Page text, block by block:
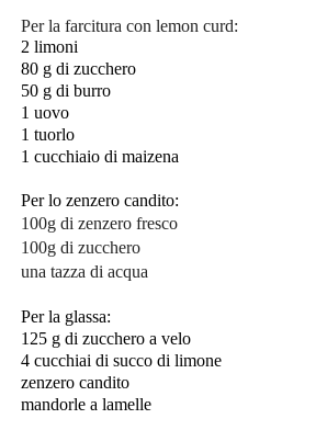
Per la farcitura con lemon curd:
2 limoni
80 g di zucchero
50 g di burro
1 uovo
1 tuorlo
1 cucchiaio di maizena
Per lo zenzero candito:
100g di zenzero fresco
100g di zucchero
una tazza di acqua
Per la glassa:
125 g di zucchero a velo
4 cucchiai di succo di limone
zenzero candito
mandorle a lamelle